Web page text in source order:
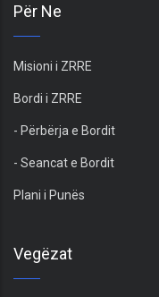
Për Ne
Misioni i ZRRE
Bordi i ZRRE
- Përbërja e Bordit
- Seancat e Bordit
Plani i Punës
Vegëzat